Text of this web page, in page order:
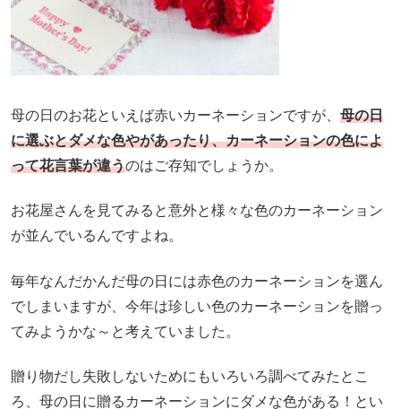
母の日のお花といえば赤いカーネーションですが、 母の日
に選ぶとダメな色やがあったり、カーネーションの色によ
って花言葉が違うのはご存知でしょうか。
お花屋さんを見てみると意外と様々な色のカーネーション
が並んでいるんですよね。
毎年なんだかんだ母の日には赤色のカーネーションを選ん
でしまいますが、今年は珍しい色のカーネーションを贈っ
てみようかな～と考えていました。
贈り物だし失敗しないためにもいろいろ調べてみたとこ
ろ、母の日に贈るカーネーションにダメな色がある！とい